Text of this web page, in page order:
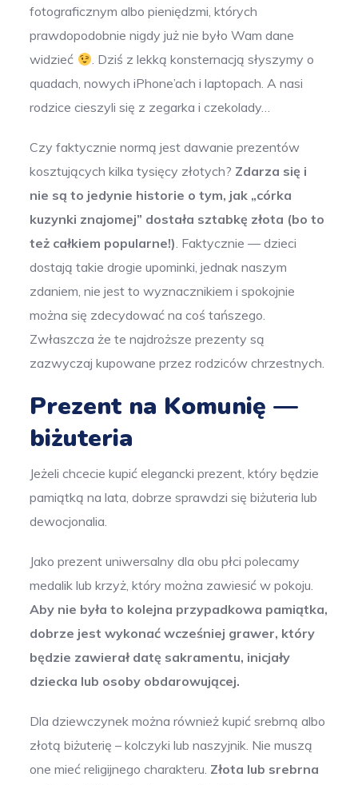
fotograficznym albo pieniędzmi, których
prawdopodobnie nigdy już nie było Wam dane
widzieć
. Dziś z lekką konsternacją słyszymy o
quadach, nowych iPhone’ach i laptopach. A nasi
rodzice cieszyli się z zegarka i czekolady…
Czy faktycznie normą jest dawanie prezentów
kosztujących kilka tysięcy złotych? Zdarza się i
nie są to jedynie historie o tym, jak „córka
kuzynki znajomej” dostała sztabkę złota (bo to
też całkiem popularne!). Faktycznie — dzieci
dostają takie drogie upominki, jednak naszym
zdaniem, nie jest to wyznacznikiem i spokojnie
można się zdecydować na coś tańszego.
Zwłaszcza że te najdroższe prezenty są
zazwyczaj kupowane przez rodziców chrzestnych.
Prezent na Komunię —
biżuteria
Jeżeli chcecie kupić elegancki prezent, który będzie
pamiątką na lata, dobrze sprawdzi się biżuteria lub
dewocjonalia.
Jako prezent uniwersalny dla obu płci polecamy
medalik lub krzyż, który można zawiesić w pokoju.
Aby nie była to kolejna przypadkowa pamiątka,
dobrze jest wykonać wcześniej grawer, który
będzie zawierał datę sakramentu, inicjały
dziecka lub osoby obdarowującej.
Dla dziewczynek można również kupić srebrną albo
złotą biżuterię – kolczyki lub naszyjnik. Nie muszą
one mieć religijnego charakteru. Złota lub srebrna